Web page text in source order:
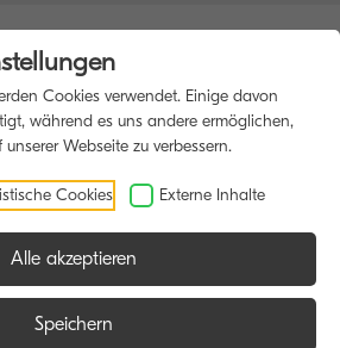
Cookies verwendet. Einige davon
während es uns andere ermöglichen,
Webseite zu verbessern.
Cookies Externe Inhalte
Alle akzeptieren
Speichern